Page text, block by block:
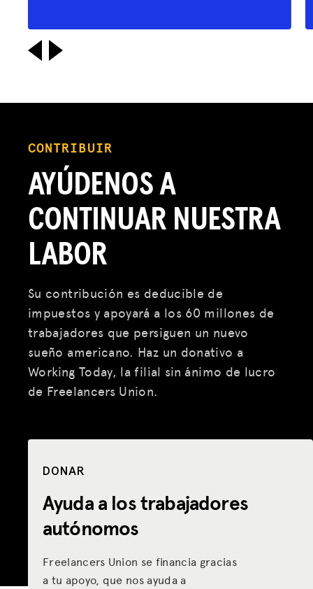
INICIAR SESIÓN
CONTRIBUIR
AYÚDENOS A
CONTINUAR NUESTRA
LABOR
Su contribución es deducible de
impuestos y apoyará a los 60 millones de
trabajadores que persiguen un nuevo
sueño americano. Haz un donativo a
Working Today, la filial sin ánimo de lucro
de Freelancers Union.
DONAR
Ayuda a los trabajadores
autónomos
Freelancers Union se financia gracias
a tu apoyo, que nos ayuda a